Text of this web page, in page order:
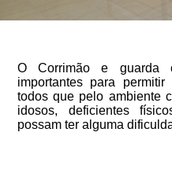
O Corrimão e guarda
importantes para
todos que pelo ambiente
idosos, deficientes
possam ter alguma